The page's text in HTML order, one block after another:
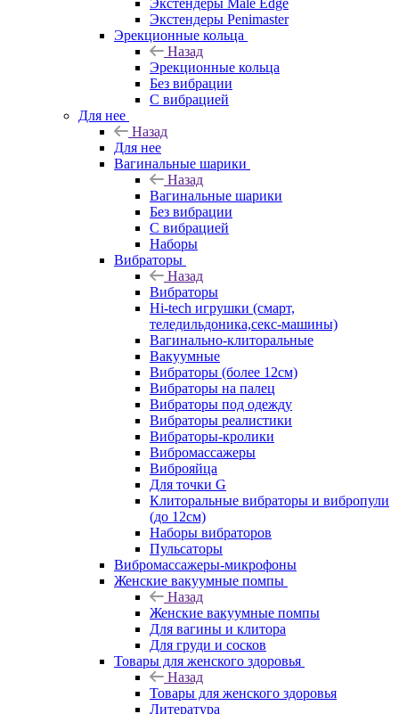
Экстендеры Male Edge
Экстендеры Penimaster
Эрекционные кольца
Назад
Эрекционные кольца
Без вибрации
С вибрацией
Для нее
Назад
Для нее
Вагинальные шарики
Назад
Вагинальные шарики
Без вибрации
С вибрацией
Наборы
Вибраторы
Назад
Вибраторы
Hi-tech игрушки (смарт,
теледильдоника,секс-машины)
Вагинально-клиторальные
Вакуумные
Вибраторы (более 12см)
Вибраторы на палец
Вибраторы под одежду
Вибраторы реалистики
Вибраторы-кролики
Вибромассажеры
Виброяйца
Для точки G
Клиторальные вибраторы и вибропули
(до 12см)
Наборы вибраторов
Пульсаторы
Вибромассажеры-микрофоны
Женские вакуумные помпы
Назад
Женские вакуумные помпы
Для вагины и клитора
Для груди и сосков
Товары для женского здоровья
Назад
Товары для женского здоровья
Литература